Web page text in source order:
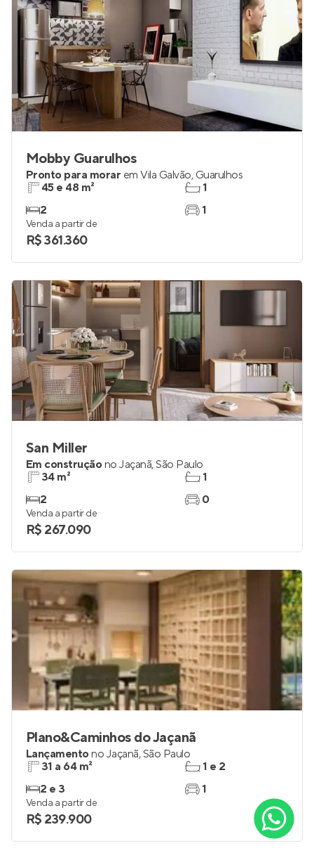
Mobby Guarulhos
Pronto para morar em Vila Galvão, Guarulhos
45 e 48 m²
2
1
1
Venda a partir de
R$ 361.360
San Miller
Em construçãono Jaçanã,São Paulo
34 m²
2
1
0
Venda a partir de
R$ 267.090
Plano&Caminhos do Jaçanã
Lançamentono Jaçanã,São Paulo
31 a 64 m²
2 e 3
1 e 2
1
Venda a partir de
R$ 239.900